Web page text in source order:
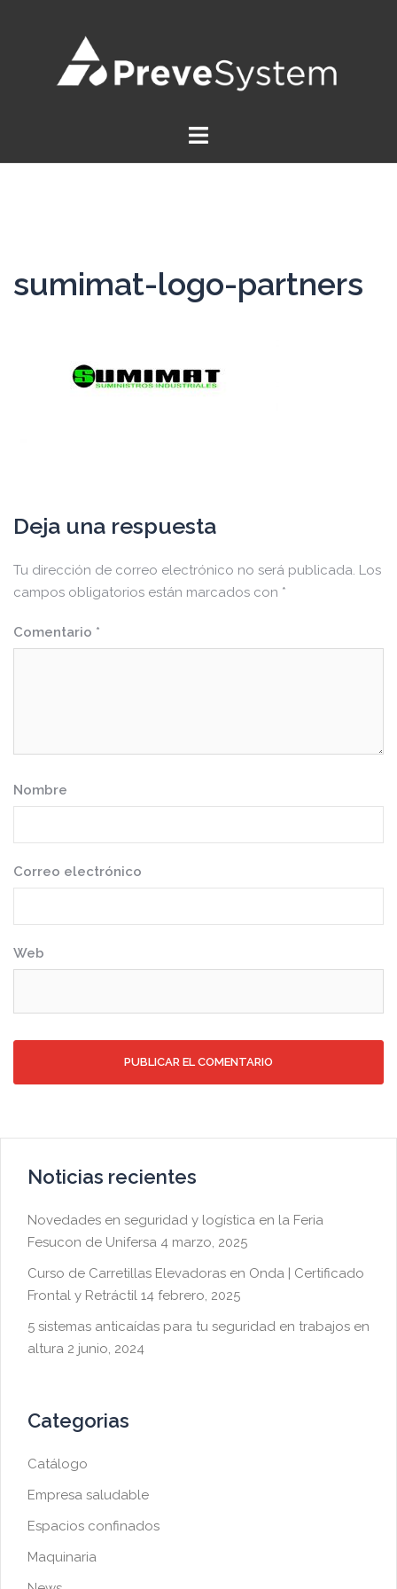
sumimat-logo-partners
Deja una respuesta
Tu dirección de correo electrónico no será publicada. Los
campos obligatorios están marcados con *
Comentario *
Nombre
Correo electrónico
Web
Noticias recientes
Novedades en seguridad y logística en la Feria
Fesucon de Unifersa 4 marzo, 2025
Curso de Carretillas Elevadoras en Onda | Certificado
Frontal y Retráctil 14 febrero, 2025
5 sistemas anticaídas para tu seguridad en trabajos en
altura 2 junio, 2024
Categorias
Catálogo
Empresa saludable
Espacios confinados
Maquinaria